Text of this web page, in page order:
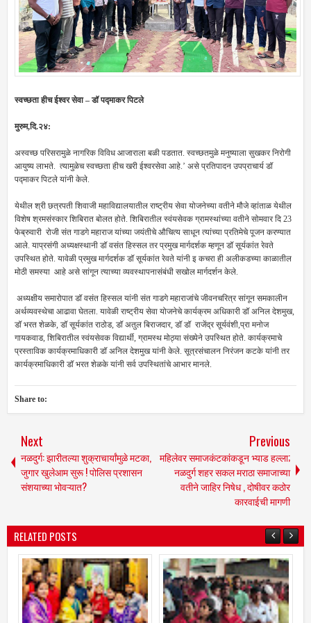
स्वच्छता हीच ईश्वर सेवा – डॉ पद्माकर पिटले
मुरुम,दि.२४:
अस्वच्छ परिसरामुळे नागरिक विविध आजाराला बळी पडतात. स्वच्छतमुळे मनुष्याला सुखकर निरोगी
आयुष्य लाभते. त्यामुळेच स्वच्छता हीच खरी ईश्वरसेवा आहे.’ असे प्रतिपादन उपप्राचार्य डॉ
पद्माकर पिटले यांनी केले.
येथील श्री छत्रपती शिवाजी महाविद्यालयातील राष्ट्रीय सेवा योजनेच्या वतीने मौजे व्हांताळ येथील
विशेष श्रमसंस्कार शिबिरात बोलत होते. शिबिरातील स्वंयसेवक ग्रामस्थांच्या वतीने सोमवार दि 23
फेब्रुवारी रोजी संत गाडगे महाराज यांच्या जयंतीचे औचित्य साधून त्यांच्या प्रतिमेचे पूजन करण्यात
आले. याप्रसंगी अध्यक्षस्थानी डॉ वसंत हिस्सल तर प्रमुख मार्गदर्शक म्हणून डॉ सूर्यकांत रेवते
उपस्थित होते. यावेळी प्रमुख मार्गदर्शक डॉ सूर्यकांत रेवते यांनी इ कचरा ही अलीकडच्या काळातील
मोठी समस्या आहे असे सांगून त्याच्या व्यवस्थापनासंबंधी सखोल मार्गदर्शन केले.
अध्यक्षीय समारोपात डॉ वसंत हिस्सल यांनी संत गाडगे महाराजांचे जीवनचरित्र सांगून समकालीन
अर्थव्यवस्थेचा आढावा घेतला. यावेळी राष्ट्रीय सेवा योजनेचे कार्यक्रम अधिकारी डॉ अनिल देशमुख,
डॉ भरत शेळके, डॉ सूर्यकांत राठोड, डॉ अतुल बिराजदार, डॉ डॉ राजेंद्र सूर्यवंशी,प्रा मनोज
गायकवाड, शिबिरातील स्वंयसेवक विद्यार्थी, ग्रामस्थ मोठ्या संख्येने उपस्थित होते. कार्यक्रमाचे
प्रस्ताविक कार्यक्रमाधिकारी डॉ अनिल देशमुख यांनी केले. सूत्रसंचालन निरंजन कटके यांनी तर
कार्यक्रमाधिकारी डॉ भरत शेळके यांनी सर्व उपस्थितांचे आभार मानले.
Share to:
Next
नळदुर्ग: झारीतल्या शुक्राचार्यांमुळे मटका,
जुगार खुलेआम सुरू ! पोलिस प्रशासन
संशयाच्या भोवऱ्यात?
Previous
महिलेवर समाजकंटकांकडून भ्याड हल्ला;
नळदुर्ग शहर सकल मराठा समाजाच्या
वतीने जाहिर निषेध , दोषीवर कठोर
कारवाईची मागणी
RELATED POSTS